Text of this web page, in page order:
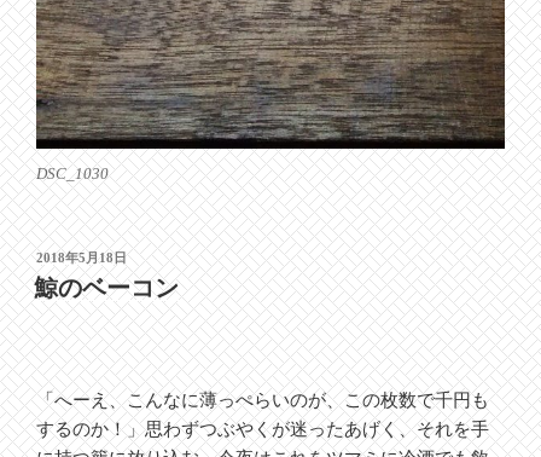
DSC_1030
投
稿
日:
2018年5月18日
鯨のベーコン
「へーえ、こんなに薄っぺらいのが、この枚数で千円も
するのか！」思わずつぶやくが迷ったあげく、それを手